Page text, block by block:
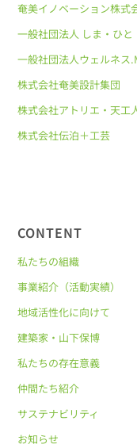
奄美イノベーション株式
一般社団法人 しま・ひと
一般社団法人ウェルネス
株式会社奄美設計集団
株式会社アトリエ・天工
株式会社伝泊＋工芸
CONTENT
私たちの組織
事業紹介（活動実績）
地域活性化に向けて
建築家・山下保博
私たちの存在意義
仲間たち紹介
サステナビリティ
お知らせ